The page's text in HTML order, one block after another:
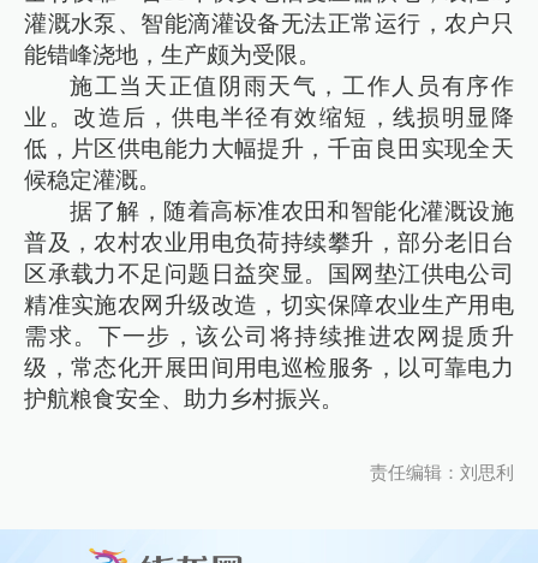
灌溉水泵、智能滴灌设备无法正常运行，农户只
能错峰浇地，生产颇为受限。
施工当天正值阴雨天气，工作人员有序作
业。改造后，供电半径有效缩短，线损明显降
低，片区供电能力大幅提升，千亩良田实现全天
候稳定灌溉。
据了解，随着高标准农田和智能化灌溉设施
普及，农村农业用电负荷持续攀升，部分老旧台
区承载力不足问题日益突显。国网垫江供电公司
精准实施农网升级改造，切实保障农业生产用电
需求。下一步，该公司将持续推进农网提质升
级，常态化开展田间用电巡检服务，以可靠电力
护航粮食安全、助力乡村振兴。
责任编辑：刘思利